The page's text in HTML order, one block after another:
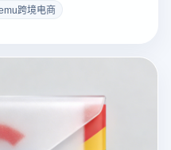
跨境电商